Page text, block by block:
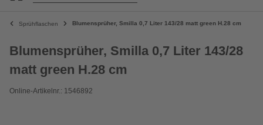
Sprühflaschen Blumensprüher, Smilla 0,7 Liter 143/28 matt green H.28 cm
Blumensprüher, Smilla 0,7 Liter 143/28
matt green H.28 cm
Online-Artikelnr.: 1546892